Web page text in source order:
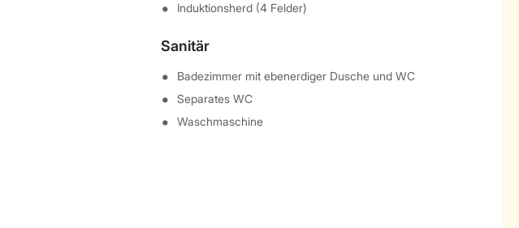
Induktionsherd (4 Felder)
Sanitär
Badezimmer mit ebenerdiger Dusche und WC
Separates WC
Waschmaschine